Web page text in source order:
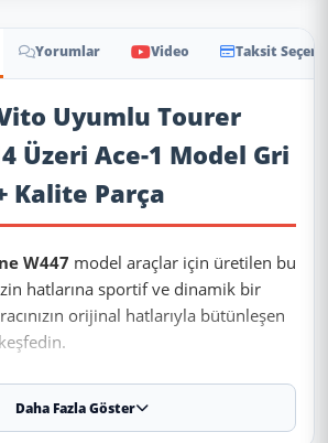
Yorumlar Video Taksit
Uyumlu Tourer
Üzeri Ace-1 Model Gri
Kalite Parça
W447 model araçlar için üretilen bu
hatlarına sportif ve dinamik bir
orijinal hatlarıyla bütünleşen
ve Avantajları
Daha Fazla Göster